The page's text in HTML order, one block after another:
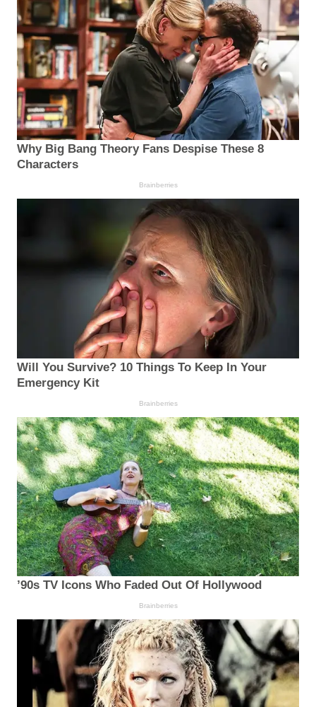
Why Big Bang Theory Fans Despise These 8
Characters
Brainberries
Will You Survive? 10 Things To Keep In Your
Emergency Kit
Brainberries
’90s TV Icons Who Faded Out Of Hollywood
Brainberries